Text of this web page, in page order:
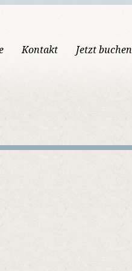
Kontakt Jetzt buchen